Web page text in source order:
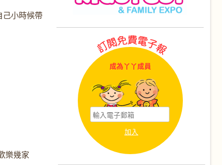
小時候帶
樂幾家
成為丫丫成員